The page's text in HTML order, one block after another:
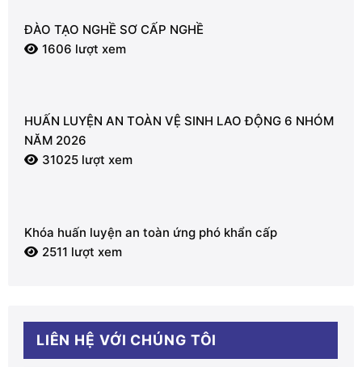
ĐÀO TẠO NGHỀ SƠ CẤP NGHỀ
1606 lượt xem
HUẤN LUYỆN AN TOÀN VỆ SINH LAO ĐỘNG 6 NHÓM
NĂM 2026
31025 lượt xem
Khóa huấn luyện an toàn ứng phó khẩn cấp
2511 lượt xem
LIÊN HỆ VỚI CHÚNG TÔI